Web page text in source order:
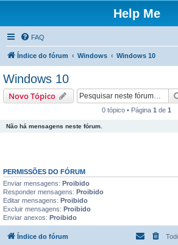
Help Me
FAQ
Índice do fórum Windows Windows 10
Windows 10
Novo Tópico
0 tópico • Página 1 de 1
Não há mensagens neste fórum.
PERMISSÕES DO FÓRUM
Enviar mensagens: Proibido
Responder mensagens: Proibido
Editar mensagens: Proibido
Excluir mensagens: Proibido
Enviar anexos: Proibido
Índice do fórum